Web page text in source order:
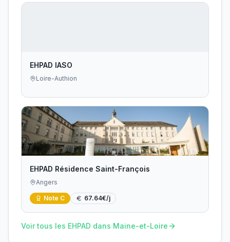
EHPAD IASO
Loire-Authion
EHPAD Résidence Saint-François
Angers
Note C 67.64€/j
Voir tous les EHPAD dans Maine-et-Loire